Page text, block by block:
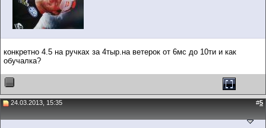
конкретно 4.5 на ручках за 4тыр.на ветерок от 6мс до 10ти и как
обучалка?
24.03.2013, 15:35 #5